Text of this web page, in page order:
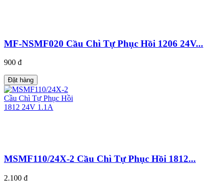
MF-NSMF020 Cầu Chì Tự Phục Hồi 1206 24V...
900 đ
Đặt hàng
MSMF110/24X-2 Cầu Chì Tự Phục Hồi 1812...
2.100 đ